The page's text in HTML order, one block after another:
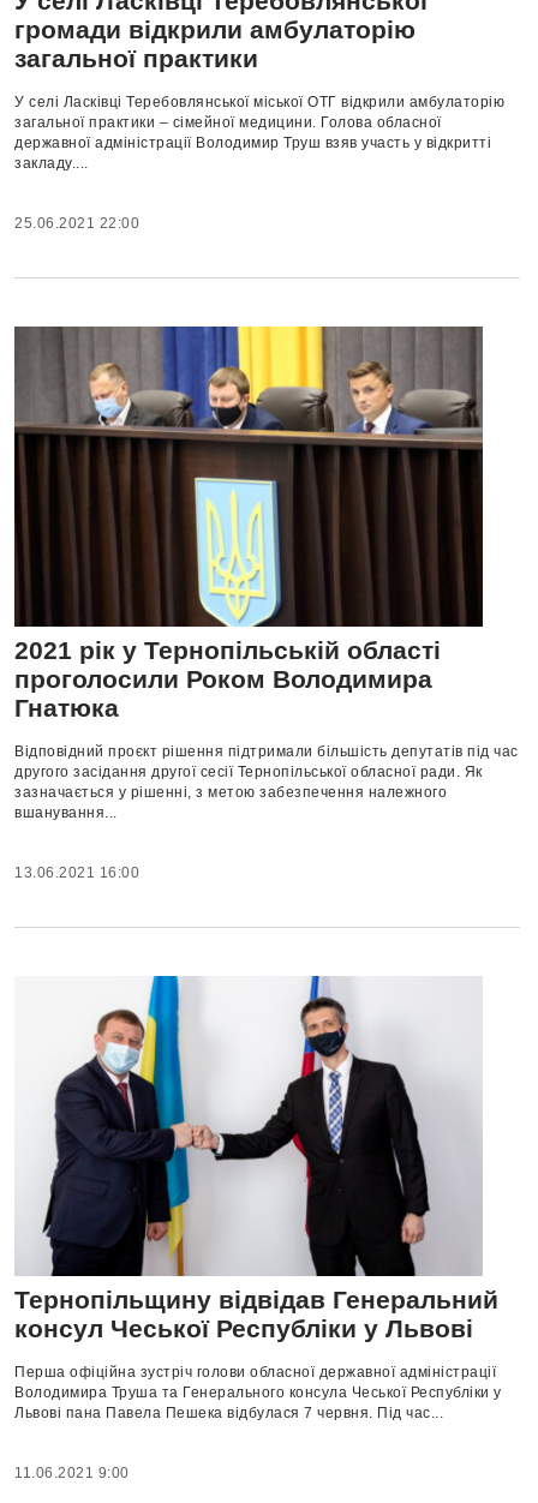
громади відкрили амбулаторію
загальної практики
У селі Ласківці Теребовлянської міської ОТГ відкрили амбулаторію
загальної практики – сімейної медицини. Голова обласної
державної адміністрації Володимир Труш взяв участь у відкритті
закладу....
25.06.2021 22:00
2021 рік у Тернопільській області
проголосили Роком Володимира
Гнатюка
Відповідний проєкт рішення підтримали більшість депутатів під час
другого засідання другої сесії Тернопільської обласної ради. Як
зазначається у рішенні, з метою забезпечення належного
вшанування...
13.06.2021 16:00
Тернопільщину відвідав Генеральний
консул Чеської Республіки у Львові
Перша офіційна зустріч голови обласної державної адміністрації
Володимира Труша та Генерального консула Чеської Республіки у
Львові пана Павела Пешека відбулася 7 червня. Під час...
11.06.2021 9:00